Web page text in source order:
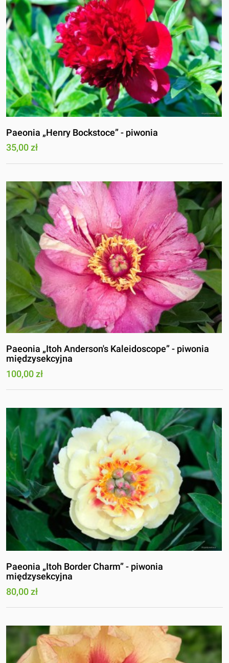
Paeonia „Henry Bockstoce” - piwonia
35,00 zł
Paeonia „Itoh Anderson's Kaleidoscope” - piwonia
międzysekcyjna
100,00 zł
Paeonia „Itoh Border Charm” - piwonia
międzysekcyjna
80,00 zł